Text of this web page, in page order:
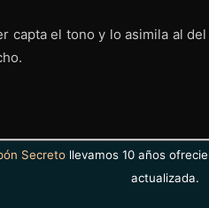
capta el tono y lo asimila al
Secreto llevamos 10 años
actualizada.